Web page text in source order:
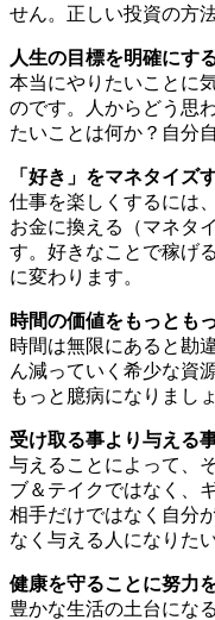
せん。正しい投資の方
人生の目標を明確にす
本当にやりたいことに
のです。人からどう思
たいことは何か？自分
「好き」をマネタイズ
仕事を楽しくするには
お金に換える（マネタ
す。好きなことで稼げ
に変わります。
時間の価値をもっとも
時間は無限にあると勘
ん減っていく希少な資
もっと臆病になりましょ
受け取る事より与える
与えることによって、
ブ＆テイクではなく、
相手だけではなく自分
なく与える人になりた
健康を守ることに努力
豊かな生活の土台にな